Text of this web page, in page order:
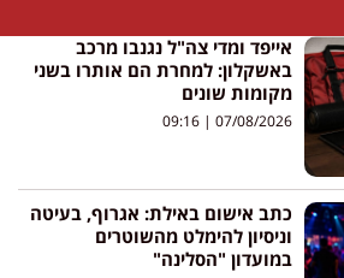
אייפד ומדי צה"ל נגנבו מרכב
באשקלון: למחרת הם אותרו בשני
מקומות שונים
07/08/2026
כתב אישום באילת: אגרוף, בעיטה
וניסיון להימלט מהשוטרים
במועדון "הסלינה"